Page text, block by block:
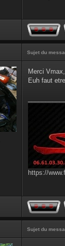
Sujet du
Merci
Euh faut
https://
Sujet du